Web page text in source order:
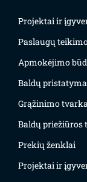
Projektai ir
Paslaugų
Apmokėjimo
Baldų
Grąžinimo
Baldų priežiūros
Prekių ženklai
Projektai ir